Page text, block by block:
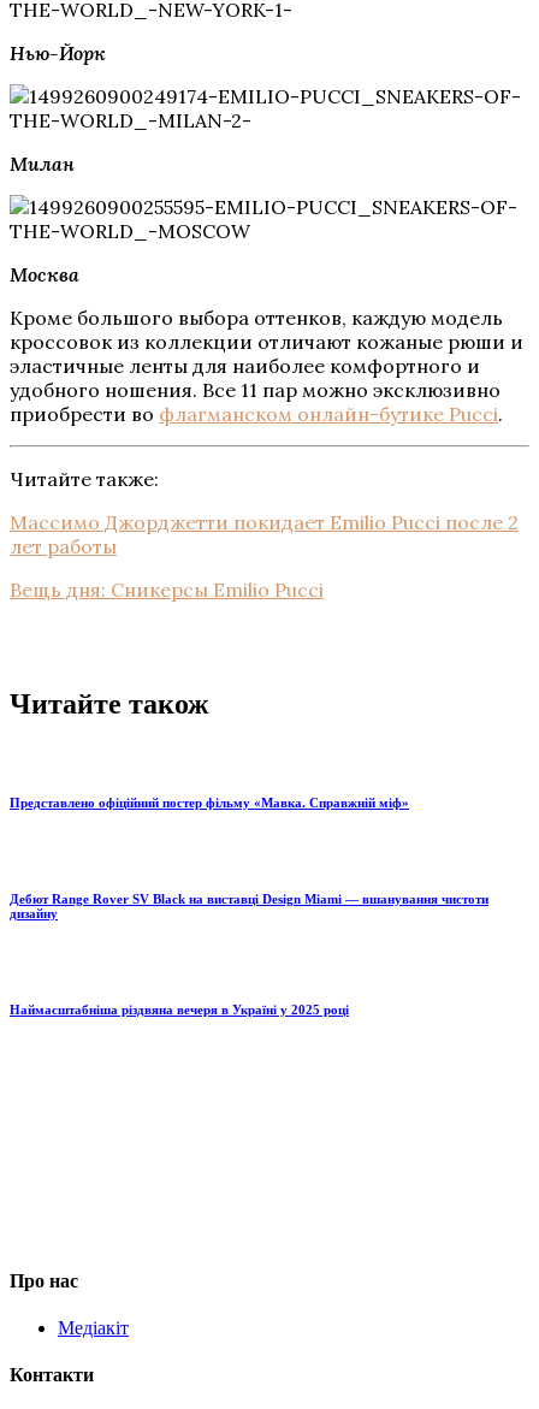
Нью-Йорк
Милан
Москва
Кроме большого выбора оттенков, каждую модель
кроссовок из коллекции отличают кожаные рюши и
эластичные ленты для наиболее комфортного и
удобного ношения. Все 11 пар можно эксклюзивно
приобрести во флагманском онлайн-бутике Pucci.
Читайте также:
Массимо Джорджетти покидает Emilio Pucci после 2
лет работы
Вещь дня: Сникерсы Emilio Pucci
Читайте також
Представлено офіційний постер фільму «Мавка. Справжній міф»
Дебют Range Rover SV Black на виставці Design Miami — вшанування чистоти
дизайну
Наймасштабніша різдвяна вечеря в Україні у 2025 році
Про нас
Медіакіт
Контакти